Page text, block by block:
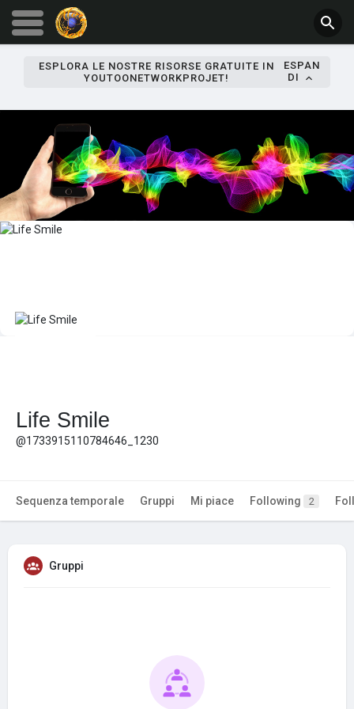
ESPLORA LE NOSTRE RISORSE GRATUITE IN
YOUTOONETWORKPROJET!
ESPAN
DI
Life Smile
@1733915110784646_1230
Sequenza temporale Gruppi Mi piace Following 2
Gruppi